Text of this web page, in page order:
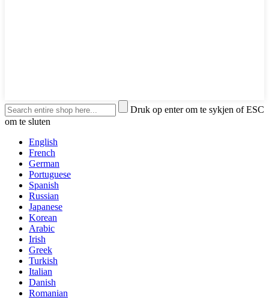
Druk op enter om te sykjen of ESC
om te sluten
English
French
German
Portuguese
Spanish
Russian
Japanese
Korean
Arabic
Irish
Greek
Turkish
Italian
Danish
Romanian